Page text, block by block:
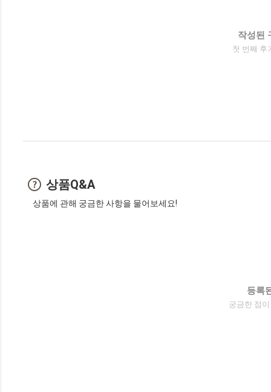
작성된
첫 번째 후
상품Q&A
상품에 관해 궁금한 사항을 물어보세요!
등록
궁금한 점